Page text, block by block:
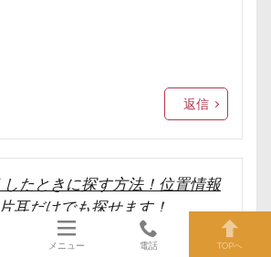
返信
したときに探す方法！位置情報
耳だけでも探せます！
PM メニュー 電話 TOPへ